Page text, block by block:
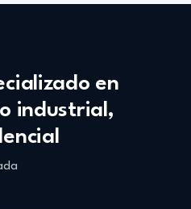
en
industrial,